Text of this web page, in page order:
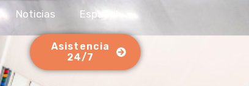
Noticias Español
Asistencia
24/7